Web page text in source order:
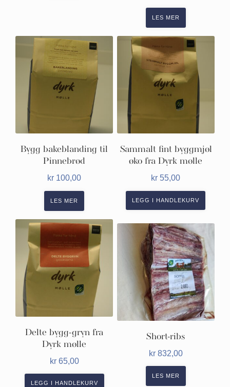
LES MER
Bygg bakeblanding til
Pinnebrød
kr 100,00
LES MER
Sammalt fint byggmjøl
øko fra Dyrk mølle
kr 55,00
LEGG I HANDLEKURV
Delte bygg-gryn fra
Dyrk mølle
kr65,00
LEGG I HANDLEKURV
Short-ribs
kr832,00
LES MER